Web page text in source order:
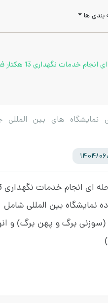
بندی ها
مناقصه
نمایشگاه های بین المللی
مناقصه
نمایشگاه بین المللی شامل
برگ و پهن برگ) و